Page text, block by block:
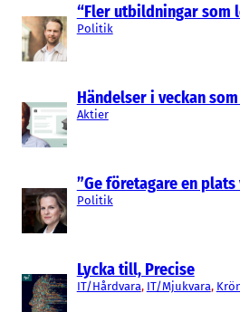
“Fler utbildningar som
Politik
Händelser i veckan
Aktier
”Ge företagare en
Politik
Lycka till, Precise
IT/Hårdvara, IT/Mjukvara,